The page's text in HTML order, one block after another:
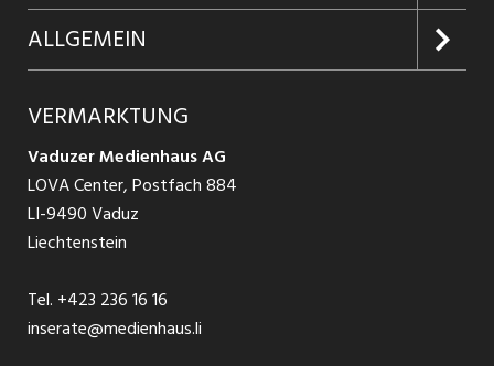
Firmen entdecken
Jobs in Graubünden
Jobs in St. Gallen
Jobs in Glarus
Jobs in der Südostschweiz
Temporär Jobs
Inserieren
Produkte
Schnittstelle
Glossar
Ratgeber Bewerbung / Rekrutierung
ALLGEMEIN
AGB
Datenschutzbestimmungen
Nutzungsbedingungen
Impressum
VERMARKTUNG
Vaduzer Medienhaus AG
LOVA Center, Postfach 884
LI-9490 Vaduz
Liechtenstein
Tel. +423 236 16 16
inserate@medienhaus.li